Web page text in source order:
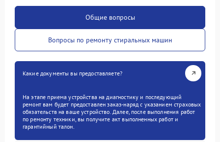
Общие вопросы
Вопросы по ремонту стиральных машин
Какие документы вы предоставляете?
На этапе приема устройства на диагностику и последующий
ремонт вам будет предоставлен заказ-наряд с указанием страховых
обязательств на ваше устройство. Далее, после выполнения работ
по ремонту техники, вы получите акт выполненных работ и
гарантийный талон.